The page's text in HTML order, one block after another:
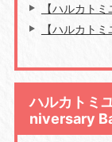
【ハルカト
【ハルカト
ハルカトミ
niversary